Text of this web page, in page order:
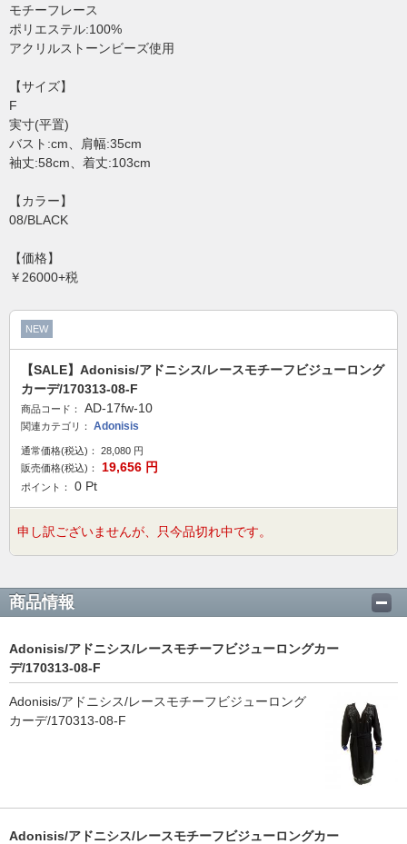
モチーフレース
ポリエステル:100%
アクリルストーンビーズ使用
【サイズ】
F
実寸(平置)
バスト:cm、肩幅:35cm
袖丈:58cm、着丈:103cm
【カラー】
08/BLACK
【価格】
￥26000+税
NEW
【SALE】Adonisis/アドニシス/レースモチーフビジューロング
カーデ/170313-08-F
商品コード： AD-17fw-10
関連カテゴリ： Adonisis
通常価格(税込)： 28,080 円
販売価格(税込)：
19,656 円
ポイント： 0 Pt
申し訳ございませんが、只今品切れ中です。
商品情報
Adonisis/アドニシス/レースモチーフビジューロングカー
デ/170313-08-F
Adonisis/アドニシス/レースモチーフビジューロング
カーデ/170313-08-F
Adonisis/アドニシス/レースモチーフビジューロングカー